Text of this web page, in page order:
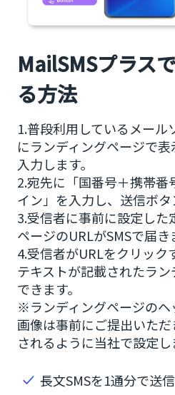
MailSMSプラス
る方法
1.普段利用しているメール
にランディングページで
入力します。
2.宛先に「国番号＋携帯番
イン」を入力し、送信ボタ
3.受信者に事前に設定した
ページのURLがSMSで届き
4.受信者がURLをクリッ
テキストが記載されたラ
できます。
※ランディングページのヘ
画像は事前にご提出いた
されるように当社で設定し
長文SMSを1通分で送